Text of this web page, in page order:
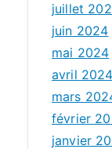
juillet
juin 2024
mai 2024
avril 2024
mars
février
janvier